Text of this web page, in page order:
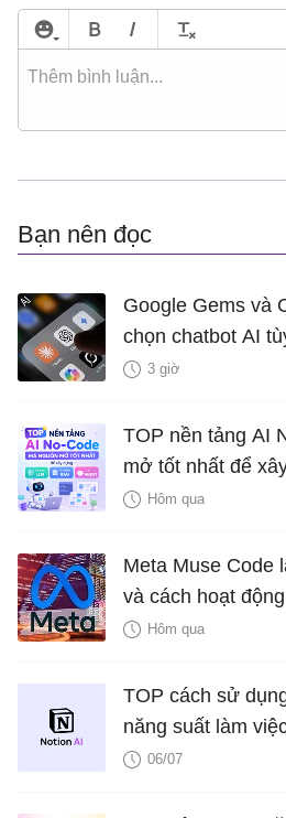
Bạn nên đọc
Google Gems và
chọn chatbot AI
3 giờ
TOP nền tảng AI
mở tốt nhất để
LLM, hệ thống
Hôm qua
Meta Muse Code
và cách hoạt động
Hôm qua
TOP cách sử
năng suất làm
06/07